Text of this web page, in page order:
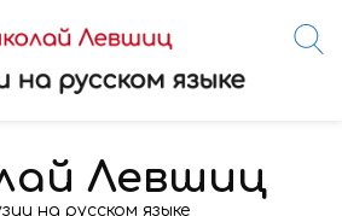
Левшиц
на русском языке